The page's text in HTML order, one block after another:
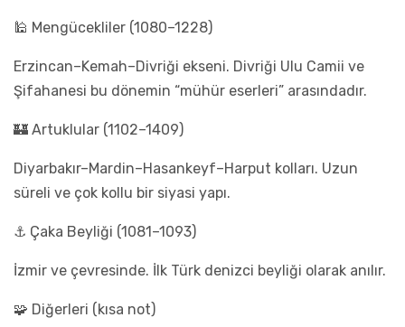
🕌 Mengücekliler (1080–1228)
Erzincan–Kemah–Divriği ekseni. Divriği Ulu Camii ve
Şifahanesi bu dönemin “mühür eserleri” arasındadır.
🏰 Artuklular (1102–1409)
Diyarbakır–Mardin–Hasankeyf–Harput kolları. Uzun
süreli ve çok kollu bir siyasi yapı.
⚓ Çaka Beyliği (1081–1093)
İzmir ve çevresinde. İlk Türk denizci beyliği olarak anılır.
🧩 Diğerleri (kısa not)